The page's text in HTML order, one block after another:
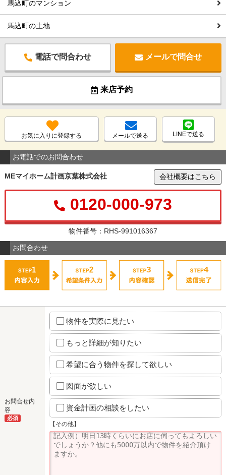
馬込町のマンション
馬込町の土地
電話で問合わせ メールで問合せ
来店予約
お気に入りに登録する メールで送る LINEで送る
お電話でのお問合わせ
MEマイホーム計画京葉株式会社 会社概要はこちら
0120-000-973
物件番号：RHS-991016367
お問合わせ
お問合せ内
容
必須
物件を実際に見たい
もっと詳細が知りたい
希望に合う物件を探して欲しい
図面が欲しい
資金計画の相談をしたい
【その他】